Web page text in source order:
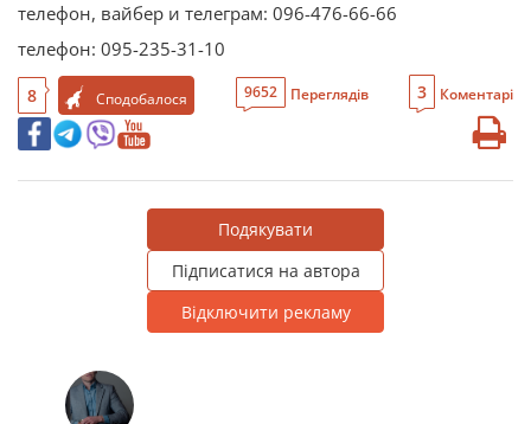
телефон, вайбер и телеграм: 096-476-66-66
телефон: 095-235-31-10
8 Сподобалося 9652 Переглядів 3 Коментарі
Подякувати
Підписатися на автора
Відключити рекламу